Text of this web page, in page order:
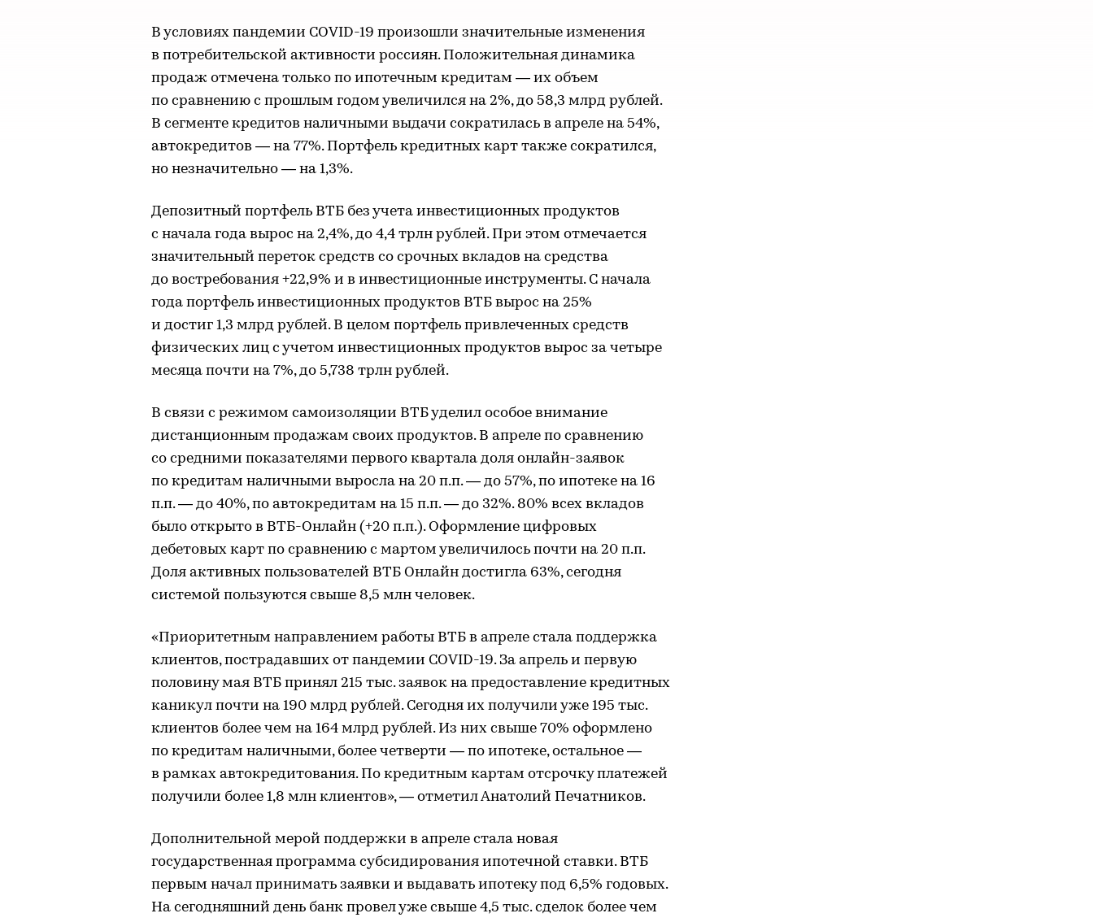
В условиях пандемии COVID-19 произошли значительные изменения
в потребительской активности россиян. Положительная динамика
продаж отмечена только по ипотечным кредитам — их объем
по сравнению с прошлым годом увеличился на 2%, до 58,3 млрд рублей.
В сегменте кредитов наличными выдачи сократилась в апреле на 54%,
автокредитов — на 77%. Портфель кредитных карт также сократился,
но незначительно — на 1,3%.
Депозитный портфель ВТБ без учета инвестиционных продуктов
с начала года вырос на 2,4%, до 4,4 трлн рублей. При этом отмечается
значительный переток средств со срочных вкладов на средства
до востребования +22,9% и в инвестиционные инструменты. С начала
года портфель инвестиционных продуктов ВТБ вырос на 25%
и достиг 1,3 млрд рублей. В целом портфель привлеченных средств
физических лиц с учетом инвестиционных продуктов вырос за четыре
месяца почти на 7%, до 5,738 трлн рублей.
В связи с режимом самоизоляции ВТБ уделил особое внимание
дистанционным продажам своих продуктов. В апреле по сравнению
со средними показателями первого квартала доля онлайн-заявок
по кредитам наличными выросла на 20 п.п. — до 57%, по ипотеке на 16
п.п. — до 40%, по автокредитам на 15 п.п. — до 32%. 80% всех вкладов
было открыто в ВТБ-Онлайн (+20 п.п.). Оформление цифровых
дебетовых карт по сравнению с мартом увеличилось почти на 20 п.п.
Доля активных пользователей ВТБ Онлайн достигла 63%, сегодня
системой пользуются свыше 8,5 млн человек.
«Приоритетным направлением работы ВТБ в апреле стала поддержка
клиентов, пострадавших от пандемии COVID-19. За апрель и первую
половину мая ВТБ принял 215 тыс. заявок на предоставление кредитных
каникул почти на 190 млрд рублей. Сегодня их получили уже 195 тыс.
клиентов более чем на 164 млрд рублей. Из них свыше 70% оформлено
по кредитам наличными, более четверти — по ипотеке, остальное —
в рамках автокредитования. По кредитным картам отсрочку платежей
получили более 1,8 млн клиентов», — отметил Анатолий Печатников.
Дополнительной мерой поддержки в апреле стала новая
государственная программа субсидирования ипотечной ставки. ВТБ
первым начал принимать заявки и выдавать ипотеку под 6,5% годовых.
На сегодняшний день банк провел уже свыше 4,5 тыс. сделок более чем